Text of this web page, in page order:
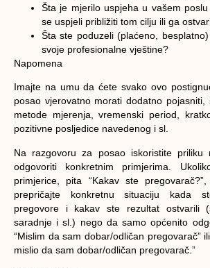
Šta je mjerilo uspjeha u vašem
se uspjeli približiti tom cilju ili ga
Šta ste poduzeli (plaćeno,
svoje profesionalne vještine?
Napomena
Imajte na umu da ćete svako ovo
posao vjerovatno morati dodatno pojasniti,
metode mjerenja, vremenski period,
pozitivne posljedice navedenog i sl.
Na razgovoru za posao iskoristite priliku
odgovoriti konkretnim primjerima.
primjerice, pita “Kakav ste
prepričajte konkretnu situaciju kada
pregovore i kakav ste rezultat ostvarili
saradnje i sl.) nego da samo općenito
“Mislim da sam dobar/odličan pregovarač”
mislio da sam dobar/odličan pregovarač.”